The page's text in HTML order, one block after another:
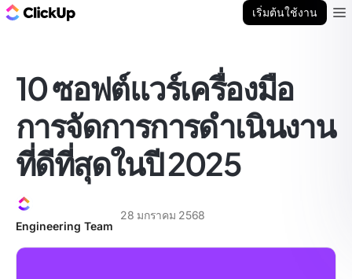
เริ่มต้นใช้งาน
10 ซอฟต์แวร์เครื่องมือ
การจัดการการดำเนินงาน
ที่ดีที่สุดในปี 2025
Engineering Team
28 มกราคม 2568